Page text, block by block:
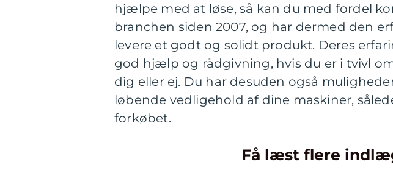
hjælpe med at løse, så kan du med fordel
branchen siden 2007, og har dermed den
levere et godt og solidt produkt. Deres
god hjælp og rådgivning, hvis du er i tvivl
dig eller ej. Du har desuden også
løbende vedligehold af dine maskiner,
forkøbet.
Få læst flere